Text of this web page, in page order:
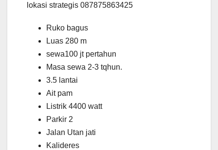
lokasi strategis 087875863425
Ruko bagus
Luas 280 m
sewa100 jt pertahun
Masa sewa 2-3 tqhun.
3.5 lantai
Ait pam
Listrik 4400 watt
Parkir 2
Jalan Utan jati
Kalideres